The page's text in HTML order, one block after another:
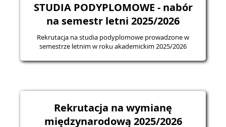
STUDIA PODYPLOMOWE - nabór
na semestr letni 2025/2026
Rekrutacja na studia podyplomowe prowadzone w
semestrze letnim w roku akademickim 2025/2026
Rekrutacja na wymianę
międzynarodową 2025/2026